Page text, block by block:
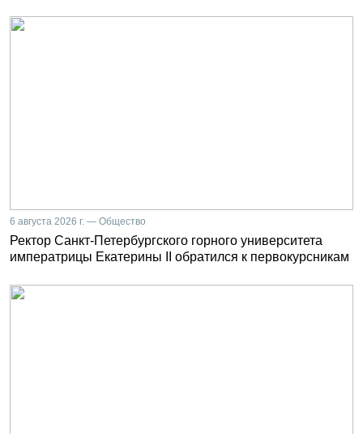
6 августа 2026 г. — Общество
Ректор Санкт-Петербургского горного университета
императрицы Екатерины II обратился к первокурсникам